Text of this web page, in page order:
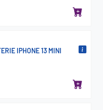
IPHONE 13 MINI